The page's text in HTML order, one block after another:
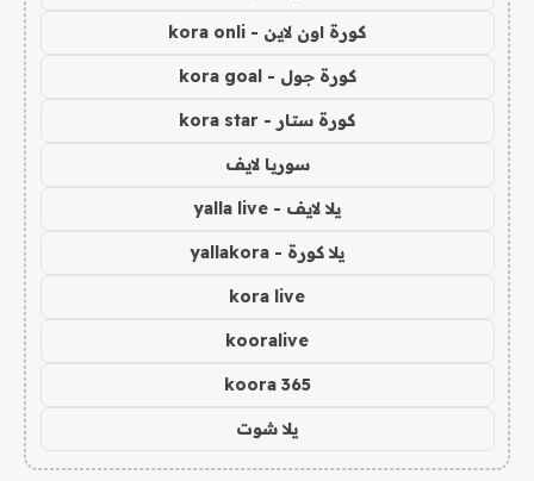
كورة اون لاين - kora onli
كورة جول - kora goal
كورة ستار - kora star
سوريا لايف
يلا لايف - yalla live
يلا كورة - yallakora
kora live
kooralive
koora 365
يلا شوت